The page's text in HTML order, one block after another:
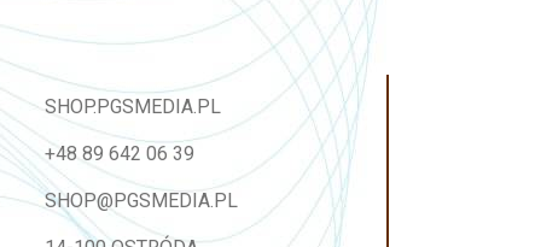
SHOP.PGSMEDIA.PL
+48 89 642 06 39
SHOP@PGSMEDIA.PL